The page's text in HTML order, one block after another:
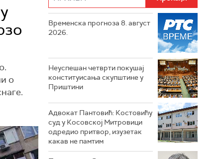
о
Временска прогноза 8. август
2026.
Неуспешан четврти покушај
конституисања скупштине у
Приштини
Адвокат Пантовић: Костовићу
суд у Косовској Митровици
одредио притвор, изузетак
какав не памтим